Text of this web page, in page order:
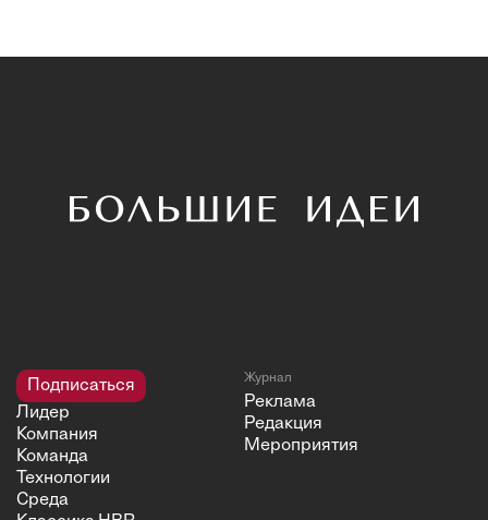
Подписаться
Лидер
Компания
Команда
Технологии
Среда
Журнал
Реклама
Редакция
Мероприятия